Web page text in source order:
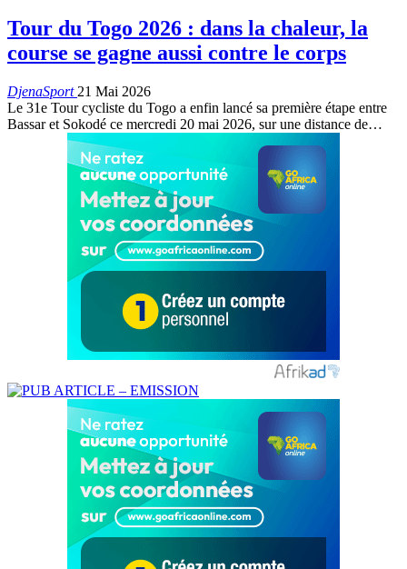
Tour du Togo 2026 : dans la chaleur, la
course se gagne aussi contre le corps
DjenaSport 21 Mai 2026
Le 31e Tour cycliste du Togo a enfin lancé sa première étape entre
Bassar et Sokodé ce mercredi 20 mai 2026, sur une distance de…